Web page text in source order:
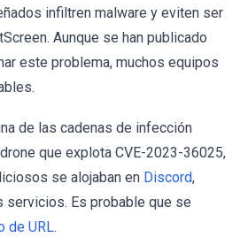
infiltren malware y eviten ser
Aunque se han publicado
este problema, muchos equipos
de las cadenas de infección
que explota CVE-2023-36025,
se alojaban en Discord,
servicios. Es probable que se
de URL.